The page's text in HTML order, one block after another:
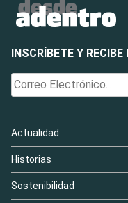
INSCRÍBETE Y
Actualidad
Historias
Sostenibilidad